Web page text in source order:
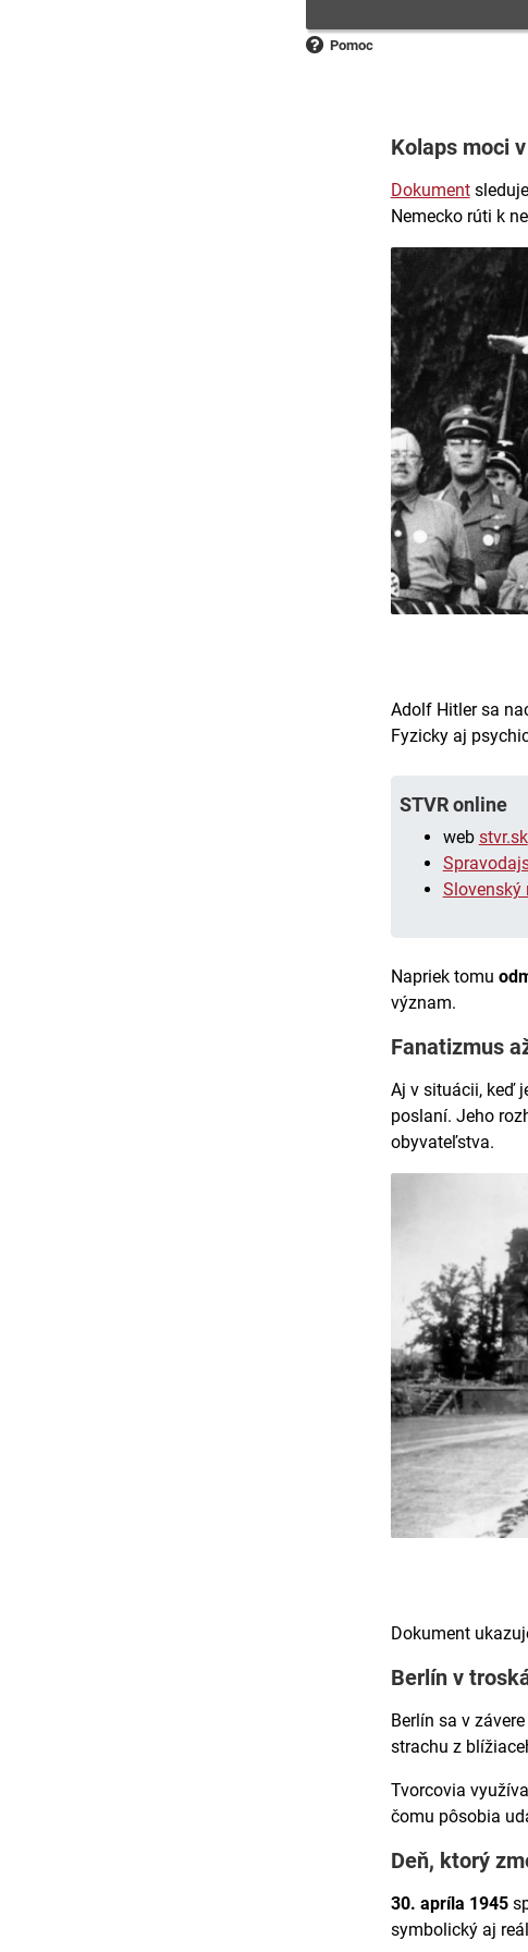
Pomoc
Kolaps moci
Dokumentsleduje
Nemecko rúti k
Adolf Hitler sa
Fyzicky aj
STVR online
web stvr.sk
Slovenský
Napriek tomu
význam.
Fanatizmus
Aj v situácii, keď
poslaní. Jeho
obyvateľstva.
Dokument
Berlín v
Berlín sa v
strachu z
Tvorcovia
čomu pôsobia
Deň, ktorý
30. apríla 1945
symbolický aj